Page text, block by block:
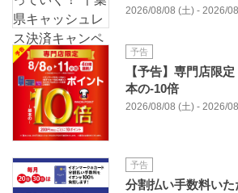
2026/08/08 (土) - 2026/
予告
【予告】専門店限
本の-10倍
2026/08/08 (土) - 2026/
予告
分割払い手数料いた